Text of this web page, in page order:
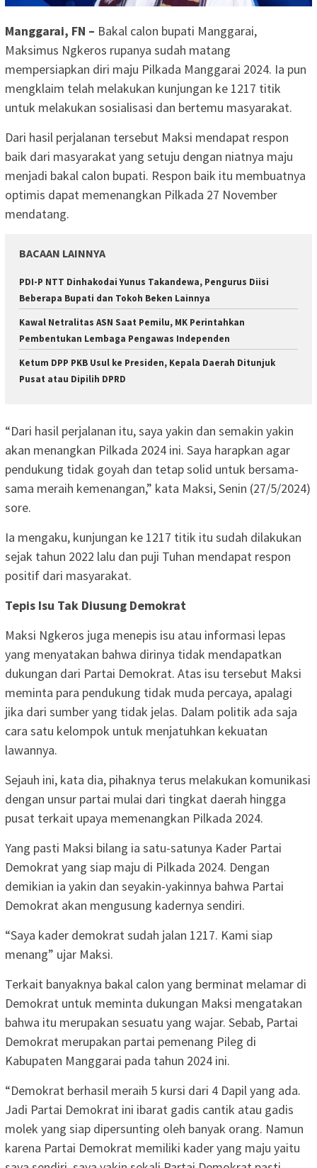
Manggarai, FN – Bakal calon bupati Manggarai,
Maksimus Ngkeros rupanya sudah matang
mempersiapkan diri maju Pilkada Manggarai 2024. Ia pun
mengklaim telah melakukan kunjungan ke 1217 titik
untuk melakukan sosialisasi dan bertemu masyarakat.
Dari hasil perjalanan tersebut Maksi mendapat respon
baik dari masyarakat yang setuju dengan niatnya maju
menjadi bakal calon bupati. Respon baik itu membuatnya
optimis dapat memenangkan Pilkada 27 November
mendatang.
BACAAN LAINNYA
PDI-P NTT Dinhakodai Yunus Takandewa, Pengurus Diisi
Beberapa Bupati dan Tokoh Beken Lainnya
Kawal Netralitas ASN Saat Pemilu, MK Perintahkan
Pembentukan Lembaga Pengawas Independen
Ketum DPP PKB Usul ke Presiden, Kepala Daerah Ditunjuk
Pusat atau Dipilih DPRD
“Dari hasil perjalanan itu, saya yakin dan semakin yakin
akan menangkan Pilkada 2024 ini. Saya harapkan agar
pendukung tidak goyah dan tetap solid untuk bersama-
sama meraih kemenangan,” kata Maksi, Senin (27/5/2024)
sore.
Ia mengaku, kunjungan ke 1217 titik itu sudah dilakukan
sejak tahun 2022 lalu dan puji Tuhan mendapat respon
positif dari masyarakat.
Tepis Isu Tak Diusung Demokrat
Maksi Ngkeros juga menepis isu atau informasi lepas
yang menyatakan bahwa dirinya tidak mendapatkan
dukungan dari Partai Demokrat. Atas isu tersebut Maksi
meminta para pendukung tidak muda percaya, apalagi
jika dari sumber yang tidak jelas. Dalam politik ada saja
cara satu kelompok untuk menjatuhkan kekuatan
lawannya.
Sejauh ini, kata dia, pihaknya terus melakukan komunikasi
dengan unsur partai mulai dari tingkat daerah hingga
pusat terkait upaya memenangkan Pilkada 2024.
Yang pasti Maksi bilang ia satu-satunya Kader Partai
Demokrat yang siap maju di Pilkada 2024. Dengan
demikian ia yakin dan seyakin-yakinnya bahwa Partai
Demokrat akan mengusung kadernya sendiri.
“Saya kader demokrat sudah jalan 1217. Kami siap
menang” ujar Maksi.
Terkait banyaknya bakal calon yang berminat melamar di
Demokrat untuk meminta dukungan Maksi mengatakan
bahwa itu merupakan sesuatu yang wajar. Sebab, Partai
Demokrat merupakan partai pemenang Pileg di
Kabupaten Manggarai pada tahun 2024 ini.
“Demokrat berhasil meraih 5 kursi dari 4 Dapil yang ada.
Jadi Partai Demokrat ini ibarat gadis cantik atau gadis
molek yang siap dipersunting oleh banyak orang. Namun
karena Partai Demokrat memiliki kader yang maju yaitu